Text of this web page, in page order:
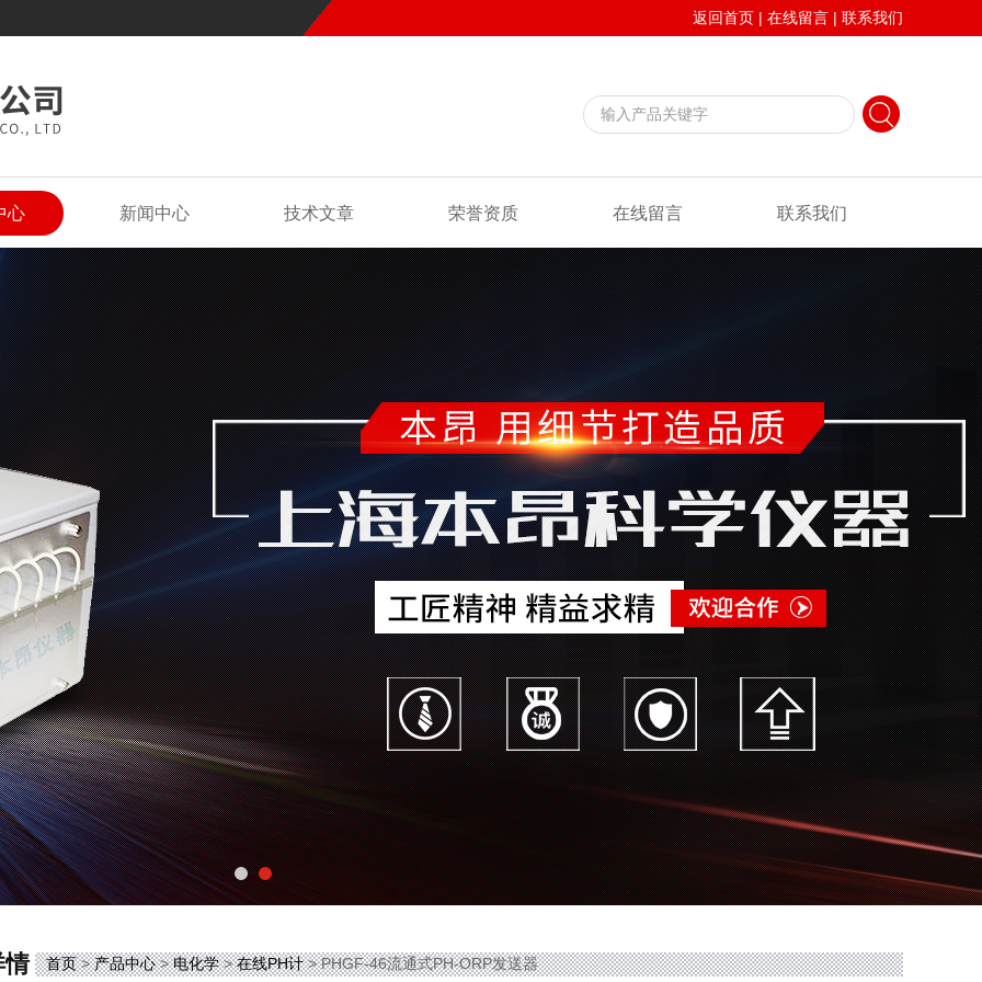
返回首页 | 在线留言 | 联系我们
心 新闻中心 技术文章 荣誉资质 在线留言 联系我们
情 首页>产品中心>电化学>在线PH计> PHGF-46流通式PH-ORP发送器